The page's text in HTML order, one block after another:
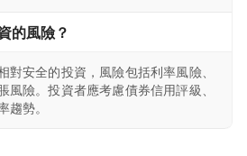
的風險？
對安全的投資，風險包括利率風險、
風險。投資者應考慮債券信用評級、
趨勢。